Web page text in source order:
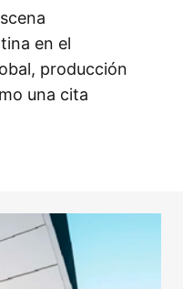
en el
producción
una cita